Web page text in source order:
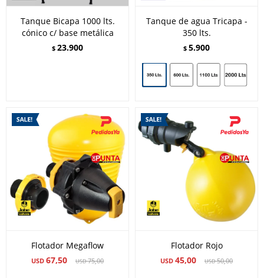
Tanque Bicapa 1000 lts.
cónico c/ base metálica
$ 23.900
Tanque de agua Tricapa -
350 lts.
$ 5.900
Flotador Megaflow
USD 67,50 USD75,00
Flotador Rojo
USD 45,00 USD50,00